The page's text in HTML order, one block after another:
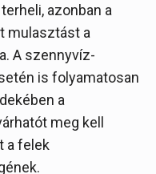
azonban a
mulasztást a
A szennyvíz-
is folyamatosan
a
meg kell
a felek